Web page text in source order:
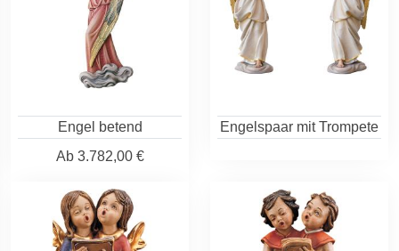
Engel betend
Ab3.782,00 €
Engelspaar mit Trompete